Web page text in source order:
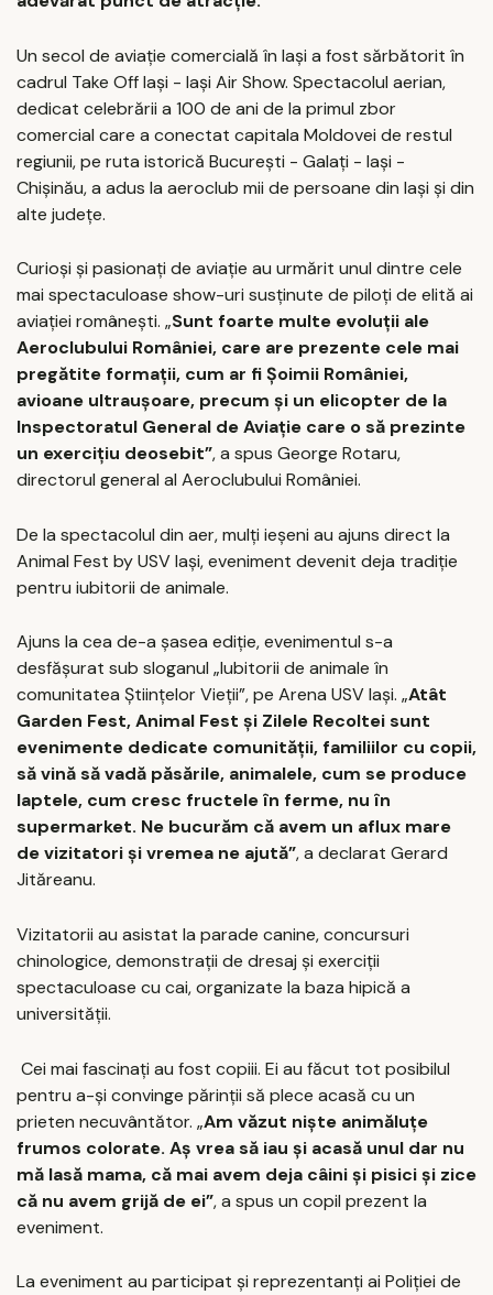
Un secol de aviaţie comercială în Iaşi a fost sărbătorit în
cadrul Take Off Iaşi - Iaşi Air Show. Spectacolul aerian,
dedicat celebrării a 100 de ani de la primul zbor
comercial care a conectat capitala Moldovei de restul
regiunii, pe ruta istorică Bucureşti - Galaţi - Iaşi -
Chişinău, a adus la aeroclub mii de persoane din Iaşi şi din
alte judeţe.
Curioşi şi pasionaţi de aviaţie au urmărit unul dintre cele
mai spectaculoase show-uri susţinute de piloţi de elită ai
aviaţiei româneşti. „Sunt foarte multe evoluţii ale
Aeroclubului României, care are prezente cele mai
pregătite formaţii, cum ar fi Şoimii României,
avioane ultrauşoare, precum şi un elicopter de la
Inspectoratul General de Aviaţie care o să prezinte
un exerciţiu deosebit”, a spus George Rotaru,
directorul general al Aeroclubului României.
De la spectacolul din aer, mulţi ieşeni au ajuns direct la
Animal Fest by USV Iaşi, eveniment devenit deja tradiţie
pentru iubitorii de animale.
Ajuns la cea de-a şasea ediţie, evenimentul s-a
desfăşurat sub sloganul „Iubitorii de animale în
comunitatea Ştiinţelor Vieţii”, pe Arena USV Iaşi. „Atât
Garden Fest, Animal Fest şi Zilele Recoltei sunt
evenimente dedicate comunităţii, familiilor cu copii,
să vină să vadă păsările, animalele, cum se produce
laptele, cum cresc fructele în ferme, nu în
supermarket. Ne bucurăm că avem un aflux mare
de vizitatori şi vremea ne ajută”, a declarat Gerard
Jităreanu.
Vizitatorii au asistat la parade canine, concursuri
chinologice, demonstraţii de dresaj şi exerciţii
spectaculoase cu cai, organizate la baza hipică a
universităţii.
Cei mai fascinaţi au fost copiii. Ei au făcut tot posibilul
pentru a-şi convinge părinţii să plece acasă cu un
prieten necuvântător. „Am văzut nişte animăluţe
frumos colorate. Aş vrea să iau şi acasă unul dar nu
mă lasă mama, că mai avem deja câini şi pisici şi zice
că nu avem grijă de ei”, a spus un copil prezent la
eveniment.
La eveniment au participat şi reprezentanţi ai Poliţiei de